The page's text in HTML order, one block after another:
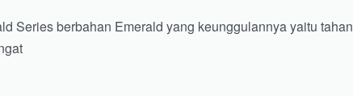
Series berbahan Emerald yang keunggulannya yaitu tahan